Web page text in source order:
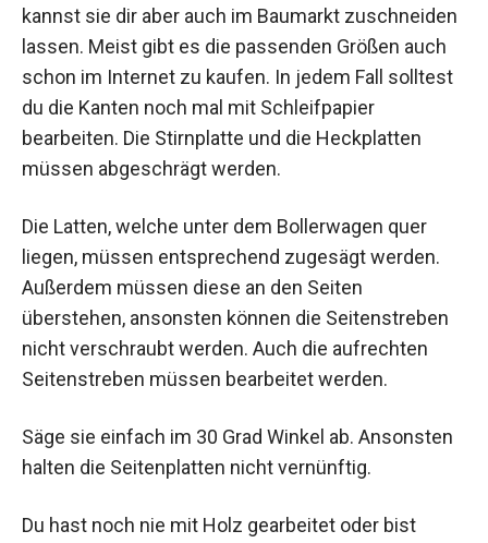
kannst sie dir aber auch im Baumarkt zuschneiden
lassen. Meist gibt es die passenden Größen auch
schon im Internet zu kaufen. In jedem Fall solltest
du die Kanten noch mal mit Schleifpapier
bearbeiten. Die Stirnplatte und die Heckplatten
müssen abgeschrägt werden.
Die Latten, welche unter dem Bollerwagen quer
liegen, müssen entsprechend zugesägt werden.
Außerdem müssen diese an den Seiten
überstehen, ansonsten können die Seitenstreben
nicht verschraubt werden. Auch die aufrechten
Seitenstreben müssen bearbeitet werden.
Säge sie einfach im 30 Grad Winkel ab. Ansonsten
halten die Seitenplatten nicht vernünftig.
Du hast noch nie mit Holz gearbeitet oder bist